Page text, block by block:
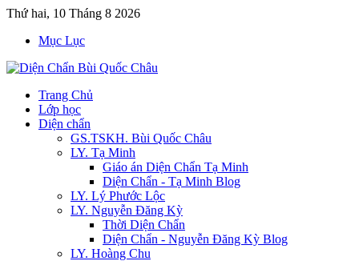
Thứ hai, 10 Tháng 8 2026
Mục Lục
Trang Chủ
Lớp học
Diện chẩn
GS.TSKH. Bùi Quốc Châu
LY. Tạ Minh
Giáo án Diện Chẩn Tạ Minh
Diện Chẩn - Tạ Minh Blog
LY. Lý Phước Lộc
LY. Nguyễn Đăng Kỳ
Thời Diện Chẩn
Diện Chẩn - Nguyễn Đăng Kỳ Blog
LY. Hoàng Chu